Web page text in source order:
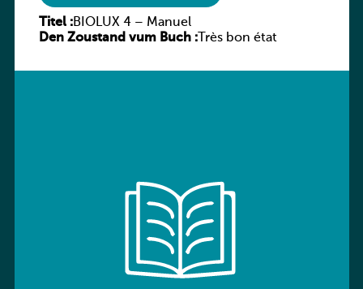
Titel :BIOLUX 4 – Manuel
Den Zoustand vum Buch :Très bon état